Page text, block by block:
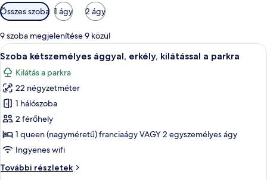
Szobákhoz
rendelkezésre
álló
szűrők
Összes szoba 1 ágy 2 ágy
9 szoba megjelenítése 9 közül
A
következő
szoba
összes
képének
megtekintése:
Szoba
kétszemélyes
ággyal,
erkély,
Egy modern szállodai szoba,
5
Szoba kétszemélyes ággyal, erkély, kilátással a parkra
Kilátás a parkra
22 négyzetméter
1 hálószoba
2 férőhely
1 queen (nagyméretű) franciaágy VAGY 2 egyszemélyes ágy
Ingyenes wifi
További részletek
Szoba